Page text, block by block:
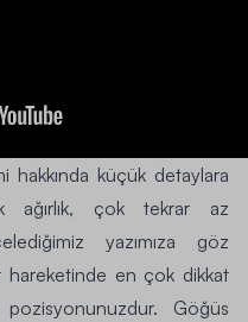
hakkında küçük detaylara
ağırlık, çok tekrar az
yazımıza göz
hareketinde en çok dikkat
Göğüs